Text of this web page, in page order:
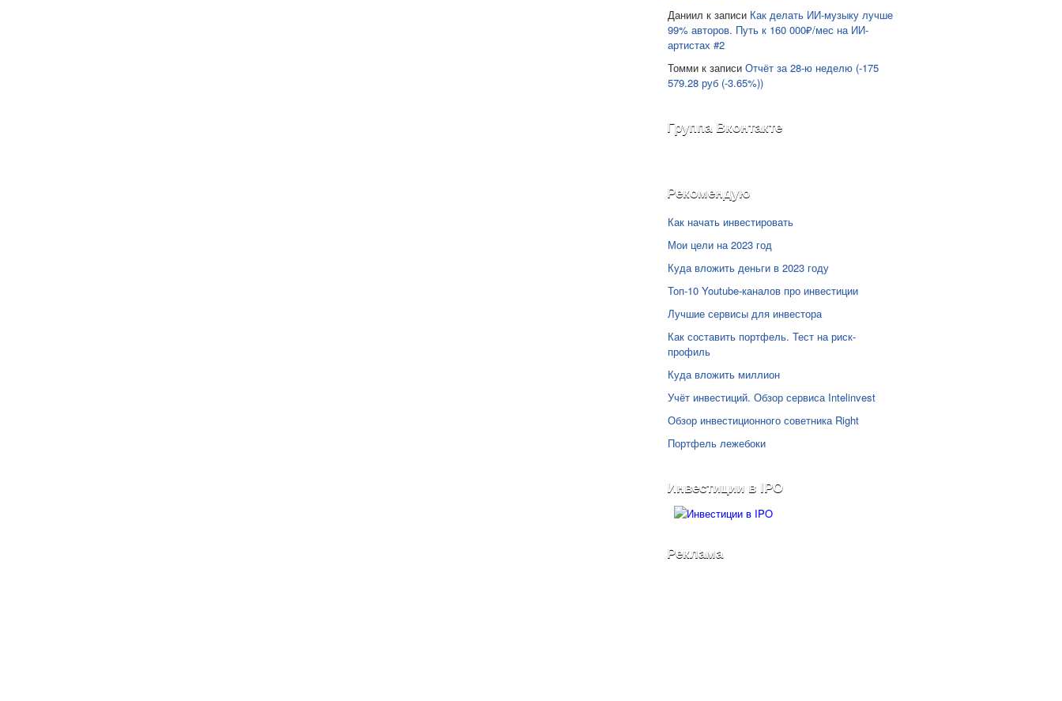
Даниил к записи Как делать ИИ-музыку лучше
99% авторов. Путь к 160 000₽/мес на ИИ-
артистах #2
Томми к записи Отчёт за 28-ю неделю (-175
579.28 руб (-3.65%))
Группа Вконтакте
Рекомендую
Как начать инвестировать
Мои цели на 2023 год
Куда вложить деньги в 2023 году
Топ-10 Youtube-каналов про инвестиции
Лучшие сервисы для инвестора
Как составить портфель. Тест на риск-
профиль
Куда вложить миллион
Учёт инвестиций. Обзор сервиса Intelinvest
Обзор инвестиционного советника Right
Портфель лежебоки
Инвестиции в IPO
Реклама